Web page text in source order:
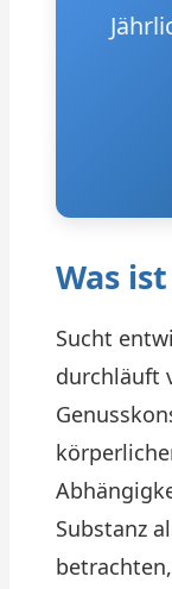
Was
Sucht
durchläuft
Substanz